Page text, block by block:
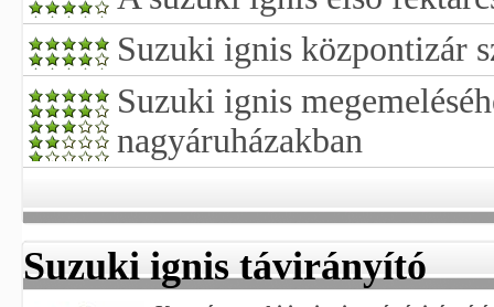
Suzuki ignis központizár
Suzuki ignis
nagyáruházakban
Suzuki ignis távirányító